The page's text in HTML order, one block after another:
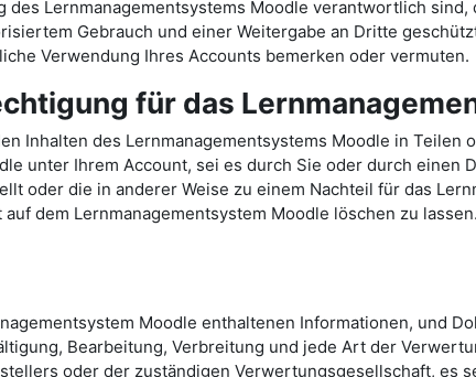
des Lernmanagementsystems Moodle verantwortlich
Gebrauch und einer Weitergabe an Dritte
Verwendung Ihres Accounts bemerken oder vermuten.
für das
Inhalten des Lernmanagementsystems Moodle in
unter Ihrem Account, sei es durch Sie oder durch
oder die in anderer Weise zu einem Nachteil für das
dem Lernmanagementsystem Moodle löschen zu
Moodle enthaltenen Informationen, und
Bearbeitung, Verbreitung und jede Art der
oder der zuständigen Verwertungsgesellschaft, es